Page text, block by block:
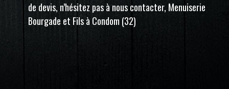
de devis, n’hésitez pas à nous contacter, Menuiserie
Bourgade et Fils à Condom (32)